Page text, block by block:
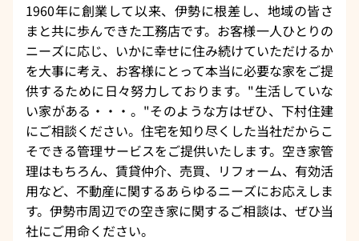
1960年に創業して以来、伊勢に根差し、地域の皆さ
まと共に歩んできた工務店です。お客様一人ひとりの
ニーズに応じ、いかに幸せに住み続けていただけるか
を大事に考え、お客様にとって本当に必要な家をご提
供するために日々努力しております。"生活していな
い家がある・・・。"そのような方はぜひ、下村住建
にご相談ください。住宅を知り尽くした当社だからこ
そできる管理サービスをご提供いたします。空き家管
理はもちろん、賃貸仲介、売買、リフォーム、有効活
用など、不動産に関するあらゆるニーズにお応えしま
す。伊勢市周辺での空き家に関するご相談は、ぜひ当
社にご用命ください。